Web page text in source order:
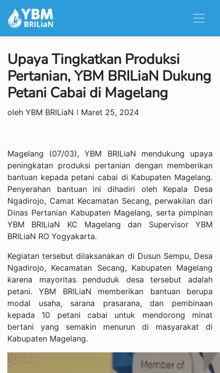
Upaya Tingkatkan Produksi
Pertanian, YBM BRILiaN Dukung
Petani Cabai di Magelang
oleh YBM BRILiaN Maret 25, 2024
Magelang (07/03), YBM BRILiaN mendukung upaya
peningkatan produksi pertanian dengan memberikan
bantuan kepada petani cabai di Kabupaten Magelang.
Penyerahan bantuan ini dihadiri oleh Kepala Desa
Ngadirojo, Camat Kecamatan Secang, perwakilan dari
Dinas Pertanian Kabupaten Magelang, serta pimpinan
YBM BRILiaN KC Magelang dan Supervisor YBM
BRILiaN RO Yogyakarta.
Kegiatan tersebut dilaksanakan di Dusun Sempu, Desa
Ngadirojo, Kecamatan Secang, Kabupaten Magelang
karena mayoritas penduduk desa tersebut adalah
petani. YBM BRILiaN memberikan bantuan berupa
modal usaha, sarana prasarana, dan pembinaan
kepada 10 petani cabai untuk mendorong minat
bertani yang semakin menurun di masyarakat di
Kabupaten Magelang.